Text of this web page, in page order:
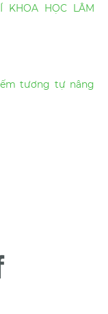
KHOA HỌC LÂM
tương tự nâng